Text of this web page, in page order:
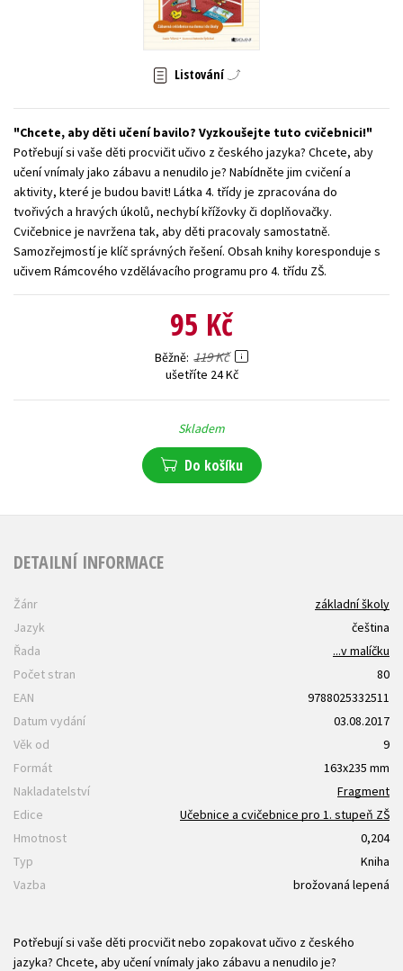
Zahraniční literatura
Všechny tituly
Listování
Chcete, aby děti učení bavilo? Vyzkoušejte tuto cvičebnici!
Potřebují si vaše děti procvičit učivo z českého jazyka? Chcete, aby
učení vnímaly jako zábavu a nenudilo je? Nabídněte jim cvičení a
aktivity, které je budou bavit! Látka 4. třídy je zpracována do
tvořivých a hravých úkolů, nechybí křížovky či doplňovačky.
Cvičebnice je navržena tak, aby děti pracovaly samostatně.
Samozřejmostí je klíč správných řešení. Obsah knihy koresponduje s
učivem Rámcového vzdělávacího programu pro 4. třídu ZŠ.
95 Kč
Běžně 119 Kč
ušetříte 24 Kč
Skladem
Do košíku
DETAILNÍ INFORMACE
Žánr
základní školy
Jazyk
čeština
Řada
...v malíčku
Počet stran
80
EAN
9788025332511
Datum vydání
03.08.2017
Věk od
9
Formát
163x235 mm
Nakladatelství
Fragment
Edice
Učebnice a cvičebnice pro 1. stupeň ZŠ
Hmotnost
0,204
Typ
Kniha
Vazba
brožovaná lepená
Potřebují si vaše děti procvičit nebo zopakovat učivo z českého
jazyka? Chcete, aby učení vnímaly jako zábavu a nenudilo je?